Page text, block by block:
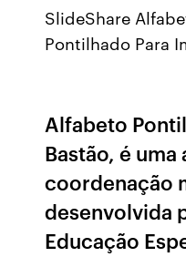
SlideShare
Pontilhado Para
Alfabeto
Bastão, é
coordenação
desenvolvida
Educação